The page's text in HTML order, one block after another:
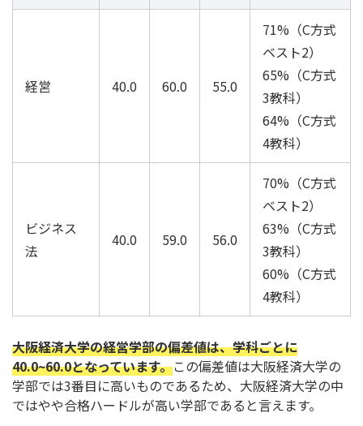
経営 40.0 60.0 55.0
71%（C方式
ベスト2）
65%（C方式
3教科）
64%（C方式
4教科）
ビジネス
法
40.0 59.0 56.0
70%（C方式
ベスト2）
63%（C方式
3教科）
60%（C方式
4教科）
大阪経済大学の経営学部の偏差値は、学科ごとに
40.0~60.0となっています。この偏差値は大阪経済大学の
学部では3番目に高いものであるため、大阪経済大学の中
ではやや合格ハードルが高い学部であると言えます。